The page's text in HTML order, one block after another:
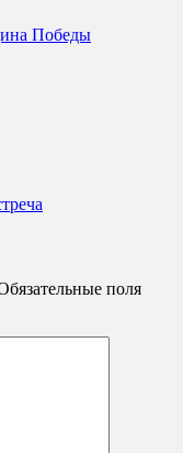
Победы
поля